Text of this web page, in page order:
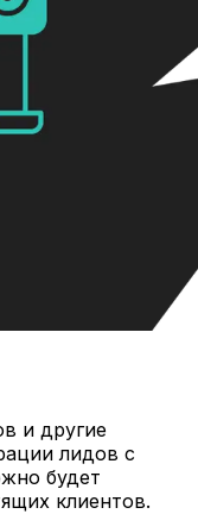
и другие
лидов с
будет
клиентов.